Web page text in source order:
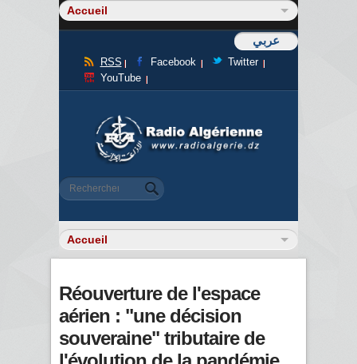
عربي
RSS Facebook
Twitter
YouTube
Formulaire de recherche
Rechercher
Réouverture de l'espace
aérien : "une décision
souveraine" tributaire de